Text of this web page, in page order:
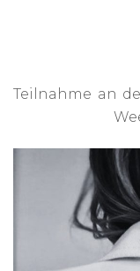
Teilnahme an